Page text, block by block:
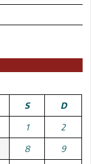
S D
1 2
8 9